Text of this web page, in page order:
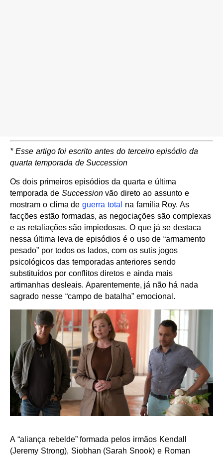
* Esse artigo foi escrito antes do terceiro episódio da
quarta temporada de Succession
Os dois primeiros episódios da quarta e última
temporada de Successionvão direto ao assunto e
mostram o clima deguerra total
na família Roy. As
facções estão formadas, as negociações são complexas
e as retaliações são impiedosas. O que já se destaca
nessa última leva de episódios é o uso de “armamento
pesado” por todos os lados, com os sutis jogos
psicológicos das temporadas anteriores sendo
substituídos por conflitos diretos e ainda mais
artimanhas desleais. Aparentemente, já não há nada
sagrado nesse “campo de batalha” emocional.
A “aliança rebelde” formada pelos irmãos Kendall
(Jeremy Strong), Siobhan (Sarah Snook) e Roman